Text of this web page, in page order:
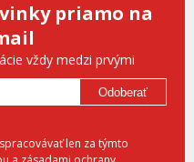
priamo na
vždy medzi prvými
Odoberať
len za týmto